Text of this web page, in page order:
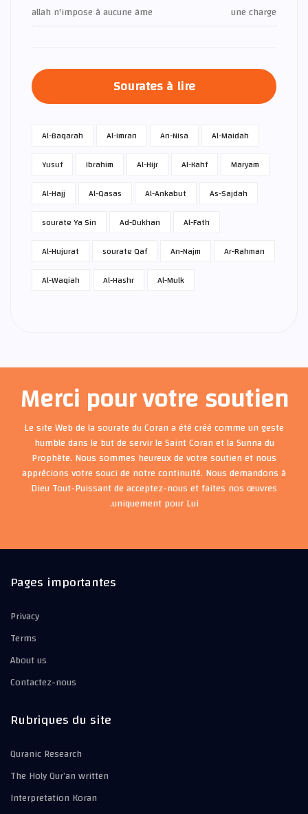
allah n'impose à aucune âme
une charge
Sourates à lire
Al-Baqarah Al-Imran An-Nisa
Al-Maidah
Yusuf
Ibrahim Al-Hijr Al-Kahf
Maryam
Al-Hajj
Al-Qasas Al-Ankabut
As-Sajdah
sourate Ya Sin
Ad-Dukhan
Al-Fath
Al-Hujurat
sourate Qaf An-Najm
Ar-Rahman
Al-Waqiah
Al-Hashr Al-Mulk
Merci pour votre soutien
Le site Web de la sourate du Coran a été créé comme un geste
humble dans le but de servir le Saint Coran et la Sunna du
Prophète. Nous sommes heureux de votre soutien et nous
apprécions votre souci de notre continuité. Nous demandons à
Dieu Tout-Puissant de acceptez-nous et faites nos œuvres
uniquement pour Lui.
Pages importantes
Privacy
Terms
About us
Contactez-nous
Rubriques du site
Quranic Research
The Holy Qur’an written
Interpretation Koran